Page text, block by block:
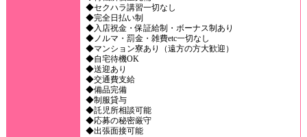
◆セクハラ講習一切なし
◆完全日払い制
◆入店祝金・保証給制・ボーナス制あり
◆ノルマ・罰金・雑費etc一切なし
◆マンション寮あり（遠方の方大歓迎）
◆自宅待機OK
◆送迎あり
◆交通費支給
◆備品完備
◆制服貸与
◆託児所相談可能
◆応募の秘密厳守
◆出張面接可能